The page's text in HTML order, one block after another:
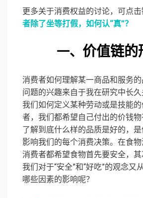
更多关于消费权益的讨论，可点
者除了坐等打假，如何认“真”？
一、 价值链的
消费者如何理解某一商品和服务
问题的兴趣来自于我在研究中长
我们如何定义某种劳动或是技能
者，我们都希望自己付出的价钱物
了解到底什么样的品质是好的，
影响我们的每个消费决策。在食
消费者都希望食物首先要安全，
我们对于“安全”和“好吃”的观念又
哪些因素的影响呢？